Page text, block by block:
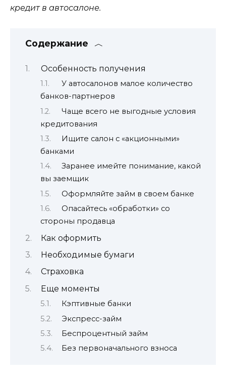
кредит в автосалоне.
Содержание
Особенность получения
У автосалонов малое количество
банков-партнеров
Чаще всего не выгодные условия
кредитования
Ищите салон с «акционными»
банками
Заранее имейте понимание, какой
вы заемщик
Оформляйте займ в своем банке
Опасайтесь «обработки» со
стороны продавца
Как оформить
Необходимые бумаги
Страховка
Еще моменты
Кэптивные банки
Экспресс-займ
Беспроцентный займ
Без первоначального взноса